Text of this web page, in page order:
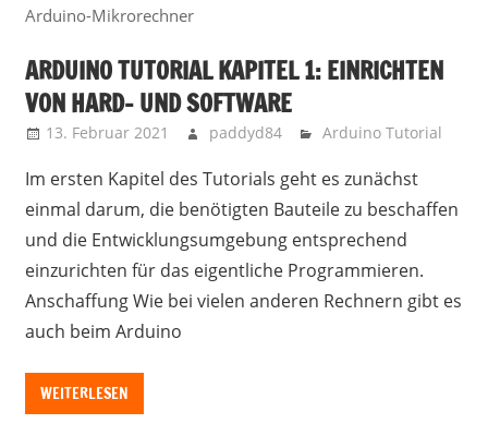
Arduino-Mikrorechner
ARDUINO TUTORIAL KAPITEL 1: EINRICHTEN
VON HARD- UND SOFTWARE
13. Februar 2021 paddyd84 Arduino Tutorial
Im ersten Kapitel des Tutorials geht es zunächst
einmal darum, die benötigten Bauteile zu beschaffen
und die Entwicklungsumgebung entsprechend
einzurichten für das eigentliche Programmieren.
Anschaffung Wie bei vielen anderen Rechnern gibt es
auch beim Arduino
WEITERLESEN